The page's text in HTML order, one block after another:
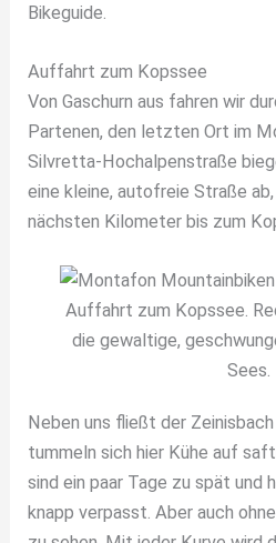
Bikeguide.
Auffahrt zum Kopssee
Von Gaschurn aus fahren wir
Partenen, den letzten Ort im
Silvretta-Hochalpenstraße
eine kleine, autofreie Straße
nächsten Kilometer bis zum
Auffahrt zum Kopssee.
die gewaltige,
Sees.
Neben uns fließt der
tummeln sich hier Kühe auf
sind ein paar Tage zu spät und
knapp verpasst. Aber auch